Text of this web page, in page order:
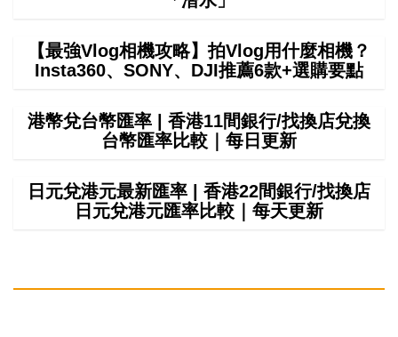
【最強Vlog相機攻略】拍Vlog用什麼相機？
Insta360、SONY、DJI推薦6款+選購要點
港幣兌台幣匯率 | 香港11間銀行/找換店兌換
台幣匯率比較｜每日更新
日元兌港元最新匯率 | 香港22間銀行/找換店
日元兌港元匯率比較｜每天更新